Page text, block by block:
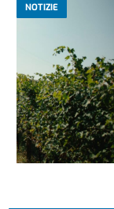
NOTIZIE